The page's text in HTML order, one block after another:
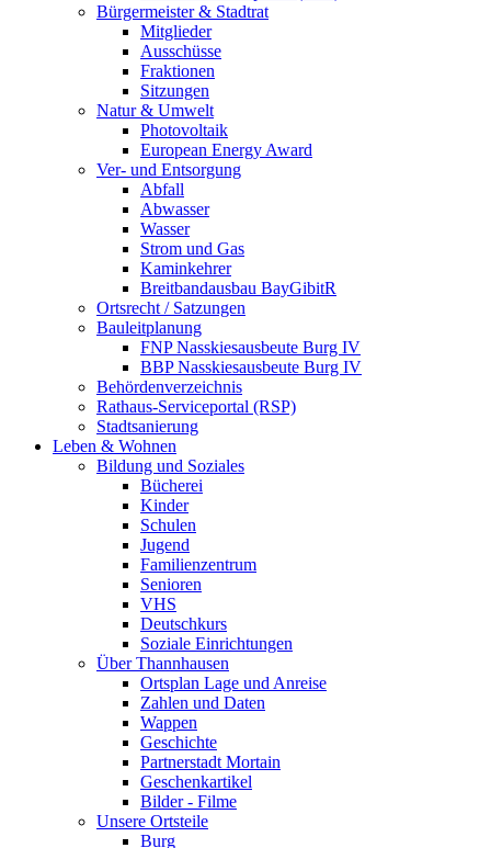
Bürgermeister & Stadtrat
Mitglieder
Ausschüsse
Fraktionen
Sitzungen
Natur & Umwelt
Photovoltaik
European Energy Award
Ver- und Entsorgung
Abfall
Abwasser
Wasser
Strom und Gas
Kaminkehrer
Breitbandausbau BayGibitR
Ortsrecht / Satzungen
Bauleitplanung
FNP Nasskiesausbeute Burg IV
BBP Nasskiesausbeute Burg IV
Behördenverzeichnis
Rathaus-Serviceportal (RSP)
Stadtsanierung
Leben & Wohnen
Bildung und Soziales
Bücherei
Kinder
Schulen
Jugend
Familienzentrum
Senioren
VHS
Deutschkurs
Soziale Einrichtungen
Über Thannhausen
Ortsplan Lage und Anreise
Zahlen und Daten
Wappen
Geschichte
Partnerstadt Mortain
Geschenkartikel
Bilder - Filme
Unsere Ortsteile
Burg